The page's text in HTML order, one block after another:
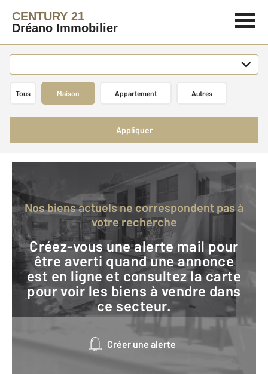
CENTURY 21
Dréano Immobilier
Tous Maison Appartement Autres
Appliquer
Nos biens actuels ne correspondent pas à
votre recherche
Créez-vous une alerte mail pour
être averti quand une annonce
est en ligne et consultez la carte
pour voir les biens à vendre dans
ce secteur.
Créer une alerte